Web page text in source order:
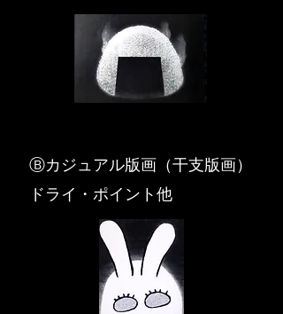
​Ⓑカジュアル版画（干支版画）
ドライ・ポイント他